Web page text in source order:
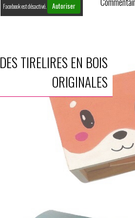
Facebook est désactivé. Autoriser
DES TIRELIRES EN BOIS
ORIGINALES